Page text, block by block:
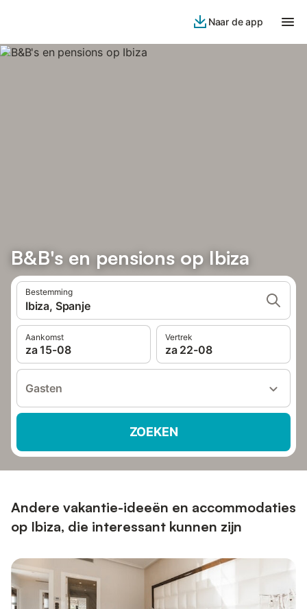
Naar de app
B&B's en pensions op Ibiza
Bestemming
Ibiza, Spanje
Aankomst
za 15-08
Vertrek
za 22-08
Gasten
ZOEKEN
Andere vakantie-ideeën en accommodaties
op Ibiza, die interessant kunnen zijn